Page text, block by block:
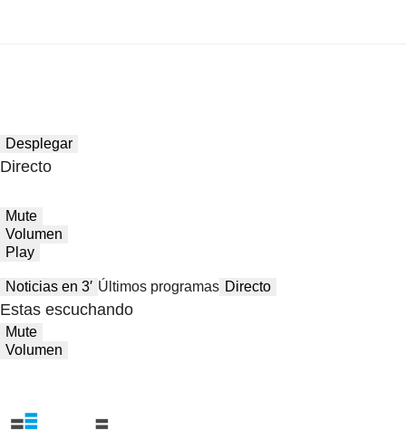
Desplegar
Directo
Mute
Volumen
Play
Noticias en 3′ Últimos programas Directo
Estas escuchando
Mute
Volumen